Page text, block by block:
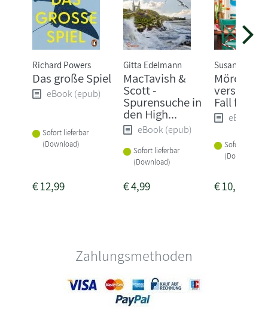
Richard Powers
Das große Spiel
eBook (epub)
Sofort lieferbar
(Download)
€12,99
Gitta Edelmann
MacTavish &
Scott -
Spurensuche in
den High...
eBook (epub)
Sofort lieferbar
(Download)
€4,99
Susanne
verstrickt.
Fall für
eBook
Sofort
(Download)
€10,99
Zahlungsmethoden